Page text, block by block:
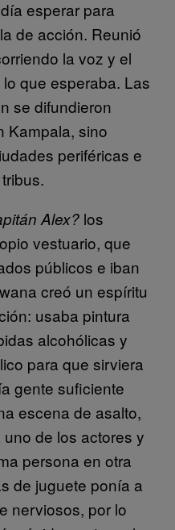
esperar para
de acción. Reunió
la voz y el
que esperaba. Las
se difundieron
Kampala, sino
periféricas e
Alex? los
vestuario, que
públicos e iban
creó un espíritu
usaba pintura
alcohólicas y
para que sirviera
gente suficiente
escena de asalto,
de los actores y
persona en otra
de juguete ponía a
nerviosos, por lo